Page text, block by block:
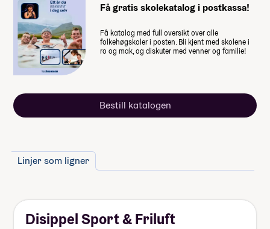
Husk at du også trenger penger til
dette
Lommepenger.På bloggen
forteller fire elever hvor mye
lommepenger de brukte i løpet av
sitt år på folkehøgskole
Få gratis skolekatalog i postkassa!
Få katalog med full oversikt over alle
folkehøgskoler i posten. Bli kjent med skolene i
ro og mak, og diskuter med venner og familie!
Bestill katalogen
Linjer som ligner
Disippel Sport & Friluft